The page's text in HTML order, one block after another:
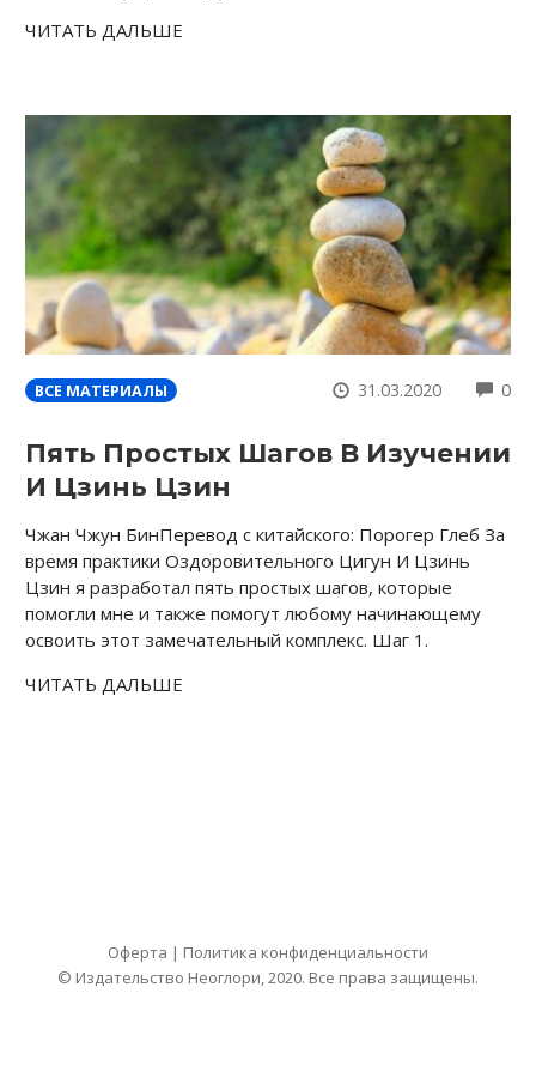
ЧИТАТЬ ДАЛЬШЕ
ВСЕ МАТЕРИАЛЫ 31.03.2020 0
Пять Простых Шагов В Изучении
И Цзинь Цзин
Чжан Чжун БинПеревод с китайского: Порогер Глеб За
время практики Оздоровительного Цигун И Цзинь
Цзин я разработал пять простых шагов, которые
помогли мне и также помогут любому начинающему
освоить этот замечательный комплекс. Шаг 1.
ЧИТАТЬ ДАЛЬШЕ
Оферта | Политика конфиденциальности
© Издательство Неоглори, 2020. Все права защищены.